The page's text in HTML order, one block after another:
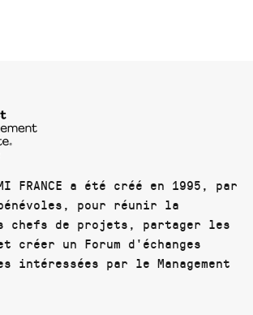
FRANCE a été créé en 1995, par
pour réunir la
chefs de projets, partager les
créer un Forum d'échanges
intéressées par le Management